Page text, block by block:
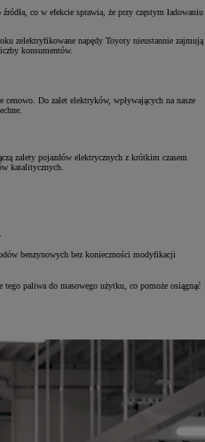
co w efekcie sprawia, że przy częstym ładowaniu
zelektryfikowane napędy Toyoty nieustannie zajmują
konsumentów.
Do zalet elektryków, wpływających na nasze
zalety pojazdów elektrycznych z krótkim czasem
katalitycznych.
benzynowych bez konieczności modyfikacji
paliwa do masowego użytku, co pomoże osiągnąć